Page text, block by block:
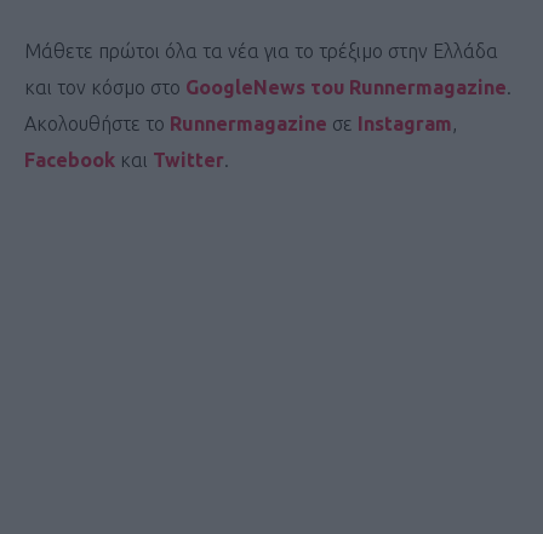
Μάθετε πρώτοι όλα τα νέα για το τρέξιμο στην Ελλάδα
και τον κόσμο στο GoogleNews του Runnermagazine.
Ακολουθήστε το Runnermagazine σε Instagram,
Facebook και Twitter.